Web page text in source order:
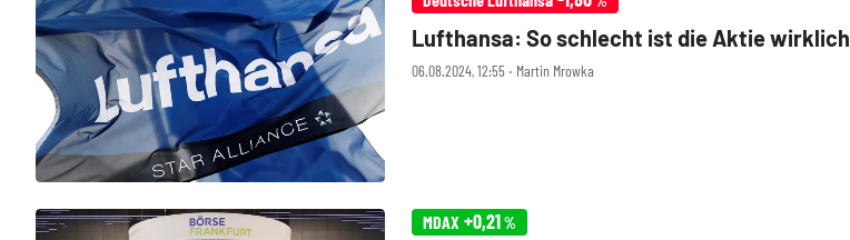
06.08.2024, 12:55 ‧ Martin Mrowka
Lufthansa: So schlecht ist die Aktie wirklich
MDAX +0,21%